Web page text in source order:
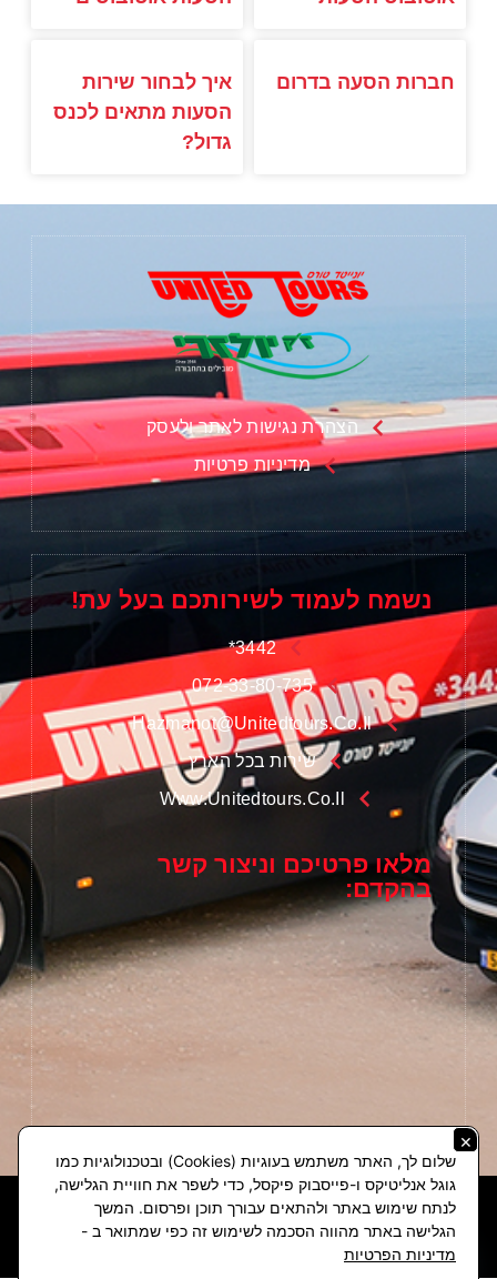
חברות הסעה בדרום
איך לבחור שירות
הסעות מתאים לכנס
גדול?
הצהרת נגישות לאתר ולעסק
מדיניות פרטיות
נשמח לעמוד לשירותכם בעל עת!
3442*
072-33-80-735
Hazmanot@unitedtours.co.il
שירות בכל הארץ
Www.unitedtours.co.il
מלאו פרטיכם וניצור קשר
בהקדם:
×
שלום לך, האתר משתמש בעוגיות (Cookies) ובטכנולוגיות כמו
גוגל אנליטיקס ו-פייסבוק פיקסל, כדי לשפר את חוויית הגלישה,
לנתח שימוש באתר ולהתאים עבורך תוכן ופרסום. המשך
הגלישה באתר מהווה הסכמה לשימוש זה כפי שמתואר ב -
מדיניות הפרטיותחייגו אלינו